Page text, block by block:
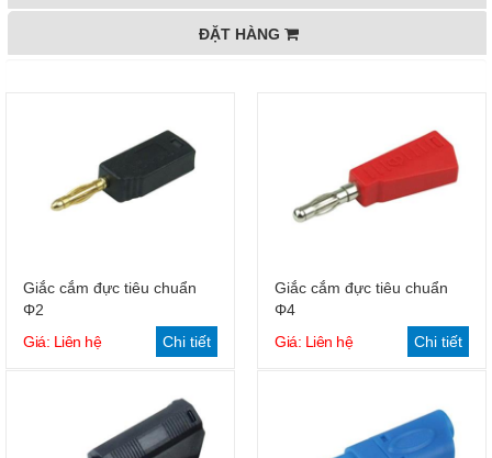
ĐẶT HÀNG
Giắc cắm đực tiêu chuẩn
Φ2
Giá: Liên hệ
Chi tiết
Giắc cắm đực tiêu chuẩn
Φ4
Giá: Liên hệ
Chi tiết